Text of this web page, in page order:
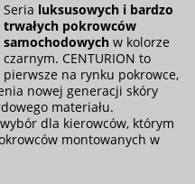
Seria luksusowych i bardzo
trwałych pokrowców
samochodowych w kolorze
czarnym. CENTURION to
pierwsze na rynku pokrowce,
nowej generacji skóry
materiału.
dla kierowców, którym
montowanych w